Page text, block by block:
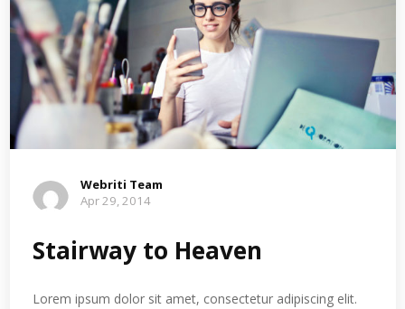
Webriti Team
Apr 29, 2014
Stairway to Heaven
Lorem ipsum dolor sit amet, consectetur adipiscing elit.